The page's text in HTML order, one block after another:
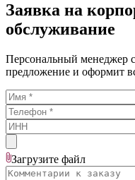
Заявка на
обслуживание
Персональный менеджер
предложение и оформит
Загрузите файл